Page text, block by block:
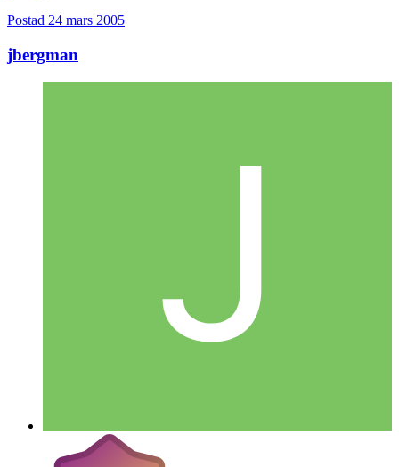
Postad 24 mars 2005
jbergman